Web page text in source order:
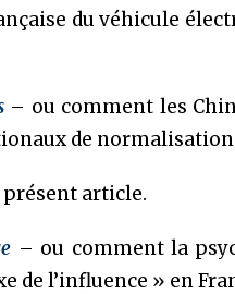
du véhicule
– ou comment les
de
article.
– ou comment la
de l’influence » en